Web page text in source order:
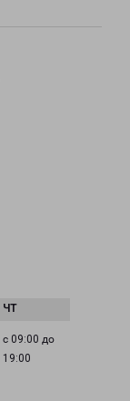
с 09:00 до
19:00